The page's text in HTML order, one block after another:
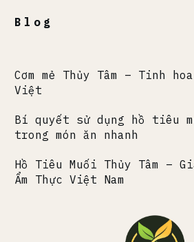
Blog
Cơm mẻ Thủy Tâm – Tinh
Việt
Bí quyết sử dụng hồ tiêu
trong món ăn nhanh
Hồ Tiêu Muối Thủy Tâm –
Ẩm Thực Việt Nam